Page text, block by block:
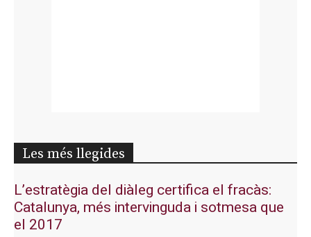
Les més llegides
L’estratègia del diàleg certifica el fracàs:
Catalunya, més intervinguda i sotmesa que
el 2017